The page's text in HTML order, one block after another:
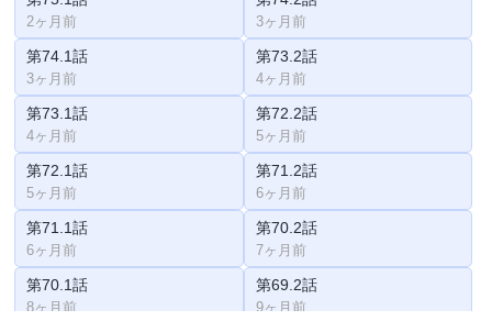
2ヶ月前 3ヶ月前
第74.1話
3ヶ月前
第73.2話
4ヶ月前
第73.1話
4ヶ月前
第72.2話
5ヶ月前
第72.1話
5ヶ月前
第71.2話
6ヶ月前
第71.1話
6ヶ月前
第70.2話
7ヶ月前
第70.1話
8ヶ月前
第69.2話
9ヶ月前